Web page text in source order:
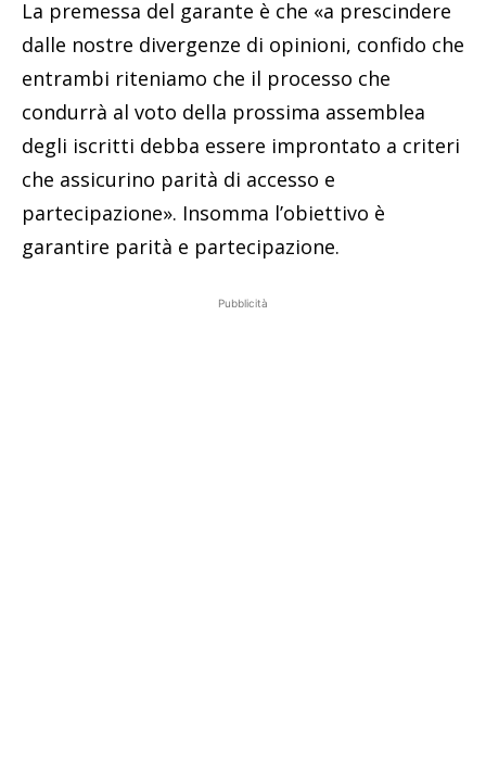
La premessa del garante è che «a prescindere
dalle nostre divergenze di opinioni, confido che
entrambi riteniamo che il processo che
condurrà al voto della prossima assemblea
degli iscritti debba essere improntato a criteri
che assicurino parità di accesso e
partecipazione». Insomma l’obiettivo è
garantire parità e partecipazione.
Pubblicità